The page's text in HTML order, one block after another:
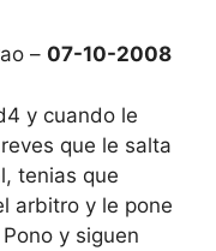
– 07-10-2008
y cuando le
que le salta
tenias que
arbitro y le pone
y siguen